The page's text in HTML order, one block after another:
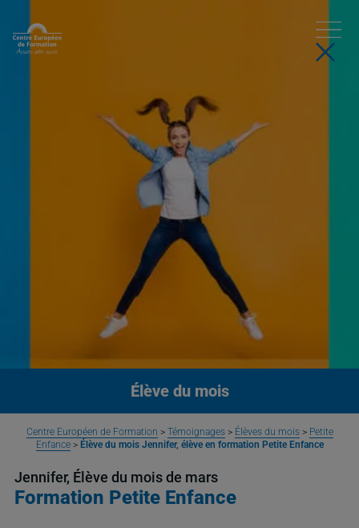
Élève du mois
Centre Européen de Formation > Témoignages> Élèves du mois> Petite
Enfance> Élève du mois Jennifer, élève en formation Petite Enfance
Jennifer, Élève du mois de mars
Formation Petite Enfance